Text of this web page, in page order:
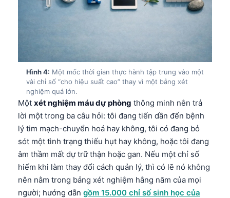
Hình 4: Một mốc thời gian thực hành tập trung vào một
vài chỉ số “cho hiệu suất cao” thay vì một bảng xét
nghiệm quá lớn.
Một xét nghiệm máu dự phòng thông minh nên trả
lời một trong ba câu hỏi: tôi đang tiến dần đến bệnh
lý tim mạch-chuyển hoá hay không, tôi có đang bỏ
sót một tình trạng thiếu hụt hay không, hoặc tôi đang
âm thầm mất dự trữ thận hoặc gan. Nếu một chỉ số
hiếm khi làm thay đổi cách quản lý, thì có lẽ nó không
nên nằm trong bảng xét nghiệm hằng năm của mọi
người; hướng dẫn gồm 15.000 chỉ số sinh học của